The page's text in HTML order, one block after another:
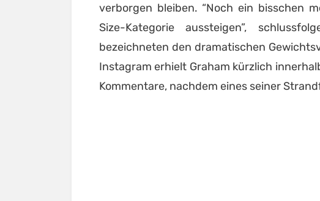
verborgen bleiben. “Noch ein bisschen
Size-Kategorie aussteigen”,
bezeichneten den dramatischen
Instagram erhielt Graham kürzlich
Kommentare, nachdem eines seiner